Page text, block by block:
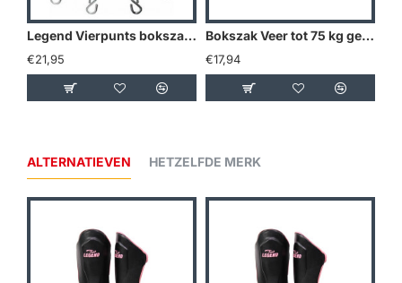
Legend Vierpunts bokszak ketting met swivel
€21,95
Bokszak Veer tot 75 kg gewicht
€17,94
ALTERNATIEVEN HETZELFDE MERK